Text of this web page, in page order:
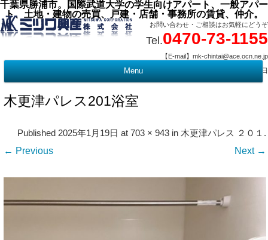
千葉県勝浦市。国際武道大学の学生向けアパート、一般アパー
ト、土地・建物の売買、戸建・店舗・事務所の賃貸、仲介。
お問い合わせ・ご相談はお気軽にどうぞ
Tel.0470-73-1155
【E-mail】mk-chintai@ace.ocn.ne.jp
【営業時間】09:00 ～ 17:15 【定 休 日】水曜・祭日
Menu
木更津パレス201浴室
Published2025年1月19日 at703 × 943 in木更津パレス ２０１ .
← Previous Next →